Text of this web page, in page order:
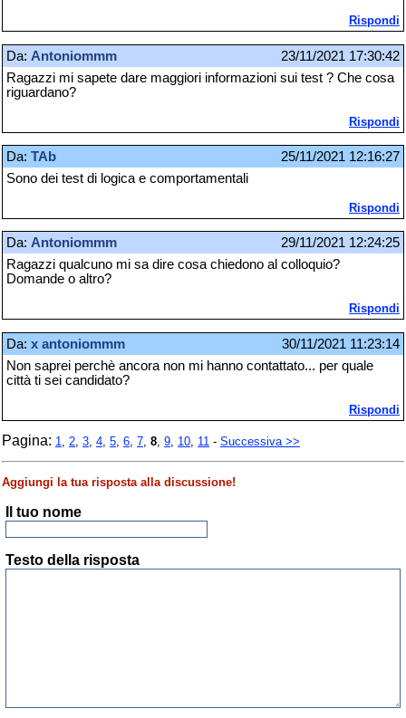
Rispondi
Da: Antoniommm
23/11/2021 17:30:42
Ragazzi mi sapete dare maggiori informazioni sui test ? Che cosa
riguardano?
Rispondi
Da: TAb
25/11/2021 12:16:27
Sono dei test di logica e comportamentali
Rispondi
Da: Antoniommm
29/11/2021 12:24:25
Ragazzi qualcuno mi sa dire cosa chiedono al colloquio?
Domande o altro?
Rispondi
Da: x antoniommm
30/11/2021 11:23:14
Non saprei perchè ancora non mi hanno contattato... per quale
città ti sei candidato?
Rispondi
Pagina: 1, 2, 3, 4, 5, 6, 7, 8, 9, 10, 11 - Successiva >>
Aggiungi la tua risposta alla discussione!
Il tuo nome
Testo della risposta